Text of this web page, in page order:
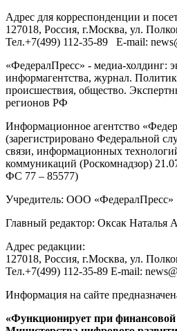
Адрес для корреспонденции и
127018, Россия, г.Москва, ул.
Тел.+7(499) 112-35-89 E-mail:
«ФедералПресс» - медиа-холдинг:
информагентства, журнал.
происшествия, общество.
регионов РФ
Информационное агентство
(зарегистрировано Федеральной
связи, информационных
коммуникаций (Роскомнадзор)
ФС 77 – 85577)
Учредитель: ООО «ФедералПресс»
Главный редактор: Оксак Наталья
Адрес редакции:
127018, Россия, г.Москва, ул.
Тел.+7(499) 112-35-89 E-mail:
Информация на сайте
«Функционирует при